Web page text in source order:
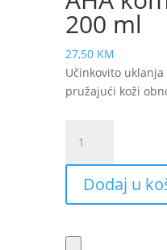
200 ml
27,50 KM
Učinkovito
pružajući koži
Anti-
Pigment
za
lica
Dodaj u